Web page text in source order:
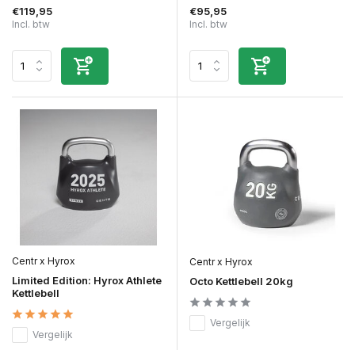
€119,95
Incl. btw
€95,95
Incl. btw
Centr x Hyrox
Limited Edition: Hyrox Athlete
Kettlebell
Vergelijk
Centr x Hyrox
Octo Kettlebell 20kg
Vergelijk